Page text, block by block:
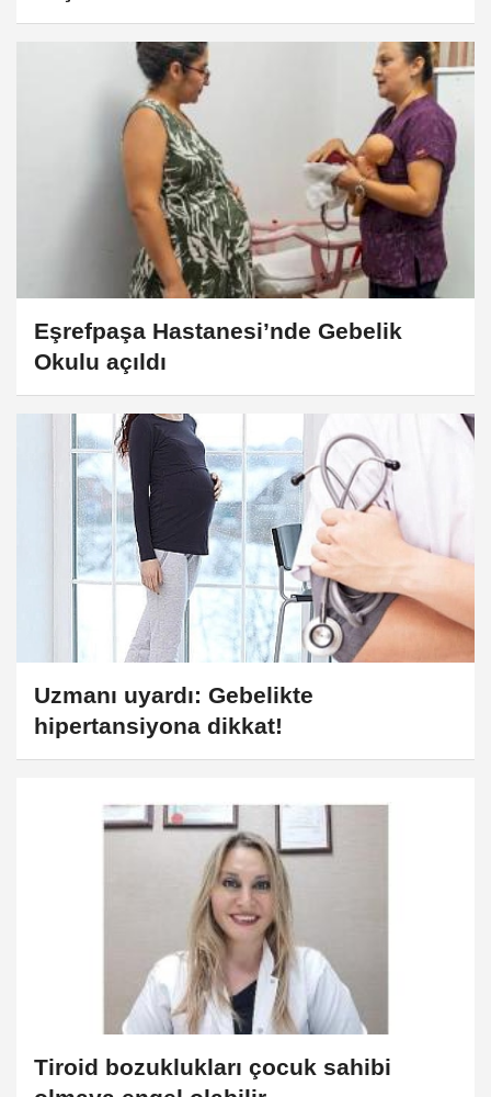
Eşrefpaşa Hastanesi’nde Gebelik
Okulu açıldı
Uzmanı uyardı: Gebelikte
hipertansiyona dikkat!
Tiroid bozuklukları çocuk sahibi